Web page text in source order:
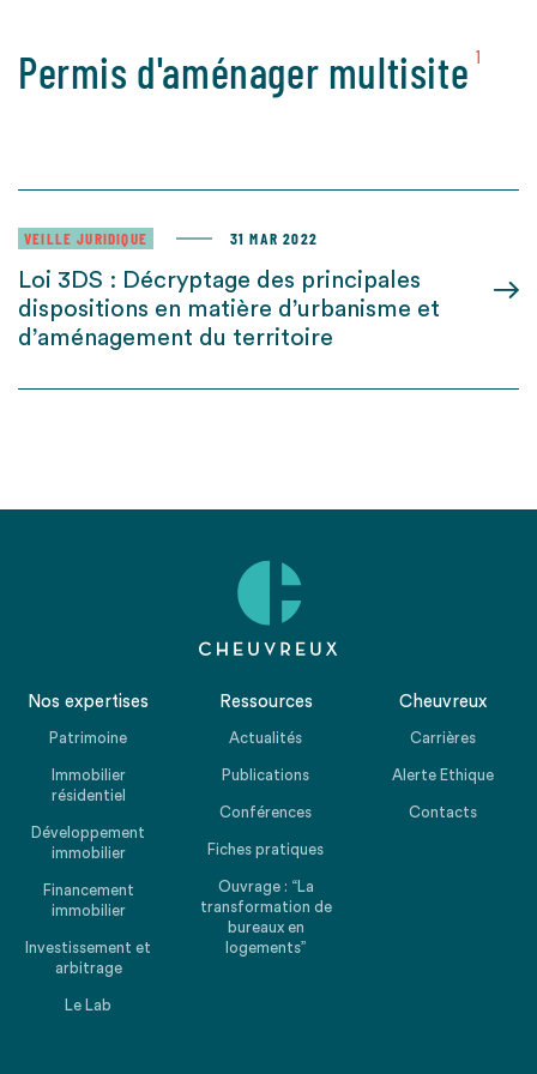
Permis d'aménager multisite 1
VEILLE JURIDIQUE 31 MAR 2022
Loi 3DS : Décryptage des principales
dispositions en matière d’urbanisme et
d’aménagement du territoire
Nos expertises
Patrimoine
Immobilier
résidentiel
Développement
immobilier
Financement
immobilier
Investissement et
arbitrage
Le Lab
Ressources
Actualités
Publications
Conférences
Fiches pratiques
Ouvrage : “La
transformation de
bureaux en
logements”
Cheuvreux
Carrières
Alerte Ethique
Contacts